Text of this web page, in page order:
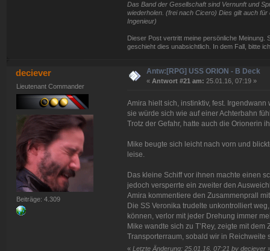
Das Band der Gesellschaft sind Vernunft und
wiederholen. (frei nach Cicero) Dies gilt auch
Ingenieur)
Dieser Post vertritt meine persönliche Meinung.
geschieht dies unabsichtlich. In dem Fall, bitte
deciever
Lieutenant Commander
Beiträge: 4.309
Antw:[RPG] USS ORION - B Deck
« Antwort #21 am: 25.01.16, 07:19 »
Amira hielt sich, instinktiv, fest.
sie würde sich wie auf einer Achterbahn
Trotz der Gefahr, hatte auch die Orionerin
Mike beugte sich leicht nach vorn und
leise.
Das kleine Schiff vor ihnen machte einen
jedoch versperrte ein zweiter den
Amira kommentiere den Zusammenprall
Die SS Veronika trudelte unkontrolliert
können, verlor mit jeder Drehung immer
Mike wandte sich zu T’Rey, zeigte mit
Transporterraum, sobald wir in Reichweite
« Letzte Änderung: 25.01.16, 07:21 by deciever